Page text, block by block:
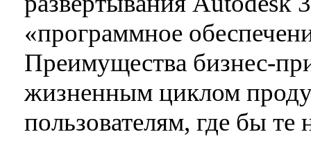
«программное
Преимущества бизнес-
жизненным циклом
пользователям, где бы те